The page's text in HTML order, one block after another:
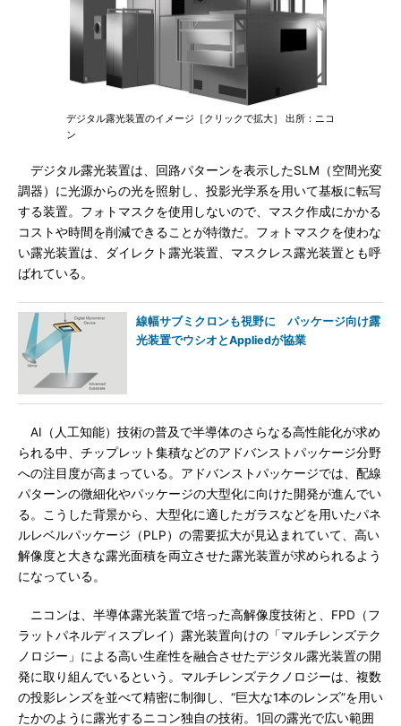
デジタル露光装置のイメージ［クリックで拡大］ 出所：ニコ
ン
デジタル露光装置は、回路パターンを表示したSLM（空間光変
調器）に光源からの光を照射し、投影光学系を用いて基板に転写
する装置。フォトマスクを使用しないので、マスク作成にかかる
コストや時間を削減できることが特徴だ。フォトマスクを使わな
い露光装置は、ダイレクト露光装置、マスクレス露光装置とも呼
ばれている。
線幅サブミクロンも視野に パッケージ向け露
光装置でウシオとAppliedが協業
AI（人工知能）技術の普及で半導体のさらなる高性能化が求め
られる中、チップレット集積などのアドバンストパッケージ分野
への注目度が高まっている。アドバンストパッケージでは、配線
パターンの微細化やパッケージの大型化に向けた開発が進んでい
る。こうした背景から、大型化に適したガラスなどを用いたパネ
ルレベルパッケージ（PLP）の需要拡大が見込まれていて、高い
解像度と大きな露光面積を両立させた露光装置が求められるよう
になっている。
ニコンは、半導体露光装置で培った高解像度技術と、FPD（フ
ラットパネルディスプレイ）露光装置向けの「マルチレンズテク
ノロジー」による高い生産性を融合させたデジタル露光装置の開
発に取り組んでいるという。マルチレンズテクノロジーは、複数
の投影レンズを並べて精密に制御し、“巨大な1本のレンズ”を用い
たかのように露光するニコン独自の技術。1回の露光で広い範囲